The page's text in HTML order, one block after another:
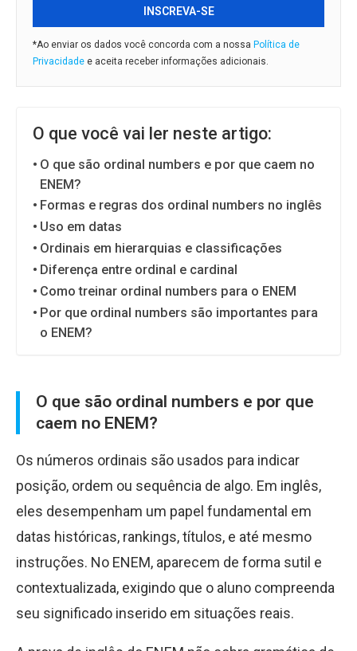
INSCREVA-SE
*Ao enviar os dados você concorda com a nossa Política de
Privacidade e aceita receber informações adicionais.
O que você vai ler neste artigo:
O que são ordinal numbers e por que caem no
ENEM?
Formas e regras dos ordinal numbers no inglês
Uso em datas
Ordinais em hierarquias e classificações
Diferença entre ordinal e cardinal
Como treinar ordinal numbers para o ENEM
Por que ordinal numbers são importantes para
o ENEM?
O que são ordinal numbers e por que
caem no ENEM?
Os números ordinais são usados para indicar
posição, ordem ou sequência de algo. Em inglês,
eles desempenham um papel fundamental em
datas históricas, rankings, títulos, e até mesmo
instruções. No ENEM, aparecem de forma sutil e
contextualizada, exigindo que o aluno compreenda
seu significado inserido em situações reais.